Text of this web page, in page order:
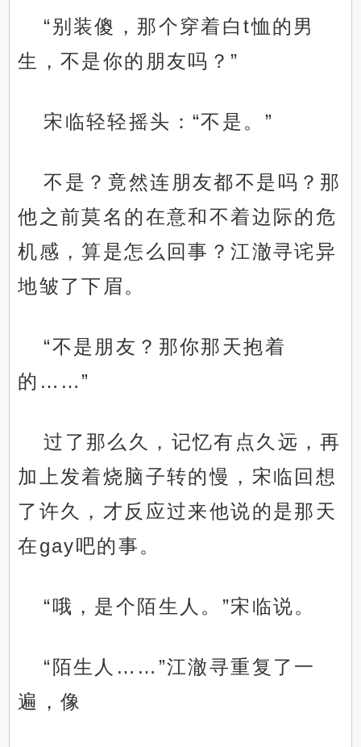
“别装傻，那个穿着白t恤的男
生，不是你的朋友吗？”
宋临轻轻摇头：“不是。”
不是？竟然连朋友都不是吗？那
他之前莫名的在意和不着边际的危
机感，算是怎么回事？江澈寻诧异
地皱了下眉。
“不是朋友？那你那天抱着
的……”
过了那么久，记忆有点久远，再
加上发着烧脑子转的慢，宋临回想
了许久，才反应过来他说的是那天
在gay吧的事。
“哦，是个陌生人。”宋临说。
“陌生人……”江澈寻重复了一
遍，像